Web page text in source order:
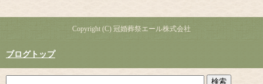
Copyright (C) 冠婚葬祭エール株式会社
ブログトップ